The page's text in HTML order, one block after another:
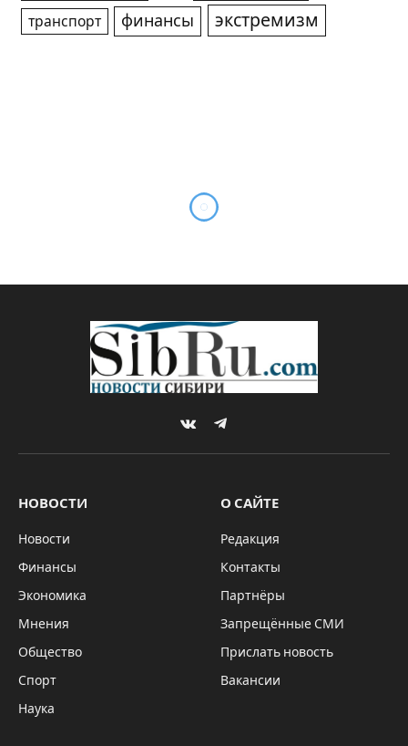
транспорт финансы экстремизм
VKontakteTelegram
НОВОСТИ
Новости
Финансы
Экономика
Мнения
Общество
Спорт
Наука
О САЙТЕ
Редакция
Контакты
Партнёры
Запрещённые СМИ
Прислать новость
Вакансии